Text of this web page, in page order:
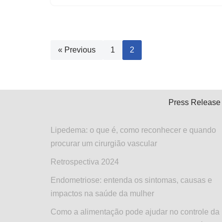
« Previous 1 2
Press Release
Lipedema: o que é, como reconhecer e quando
procurar um cirurgião vascular
Retrospectiva 2024
Endometriose: entenda os sintomas, causas e
impactos na saúde da mulher
Como a alimentação pode ajudar no controle da